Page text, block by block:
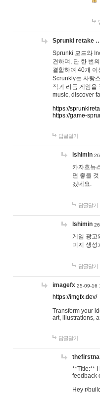
Sprunki retake
Sprunki 모드와
견하며, 단 한 번
결합하여 40개
Scrunkly는 사랑
작과 리듬 게임을
music, discover
https://
https://game-
답글달기
lshimin
카자흐뉴
면 좋을
겠네요.
답글달기
lshimin
게임 광고
미지 생성
답글달기
imagefx 25-09-16
https://imgfx.dev/
Transform your
art, illustrations,
답글달기
**Title:** I
feedback
Hey r/